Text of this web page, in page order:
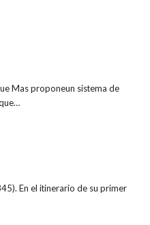
Mas proponeun sistema de
En el itinerario de su primer